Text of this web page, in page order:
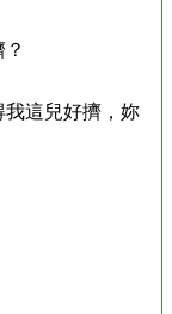
這兒好擠，妳